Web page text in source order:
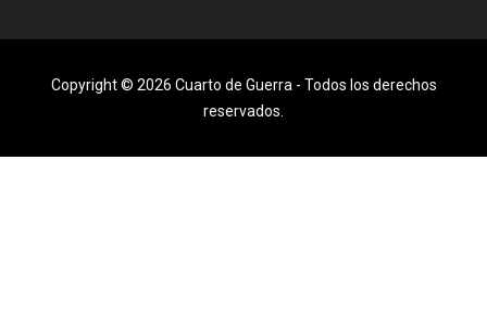
Copyright © 2026 Cuarto de Guerra - Todos los derechos
reservados.